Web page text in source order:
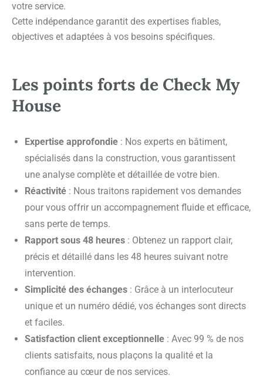
votre service.
Cette indépendance garantit des expertises fiables,
objectives et adaptées à vos besoins spécifiques.
Les points forts de Check My
House
Expertise approfondie : Nos experts en bâtiment,
spécialisés dans la construction, vous garantissent
une analyse complète et détaillée de votre bien.
Réactivité : Nous traitons rapidement vos demandes
pour vous offrir un accompagnement fluide et efficace,
sans perte de temps.
Rapport sous 48 heures : Obtenez un rapport clair,
précis et détaillé dans les 48 heures suivant notre
intervention.
Simplicité des échanges : Grâce à un interlocuteur
unique et un numéro dédié, vos échanges sont directs
et faciles.
Satisfaction client exceptionnelle : Avec 99 % de nos
clients satisfaits, nous plaçons la qualité et la
confiance au cœur de nos services.